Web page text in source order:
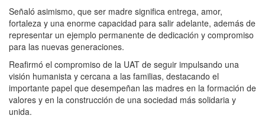
Señaló asimismo, que ser madre significa entrega, amor,
fortaleza y una enorme capacidad para salir adelante, además de
representar un ejemplo permanente de dedicación y compromiso
para las nuevas generaciones.
Reafirmó el compromiso de la UAT de seguir impulsando una
visión humanista y cercana a las familias, destacando el
importante papel que desempeñan las madres en la formación de
valores y en la construcción de una sociedad más solidaria y
unida.